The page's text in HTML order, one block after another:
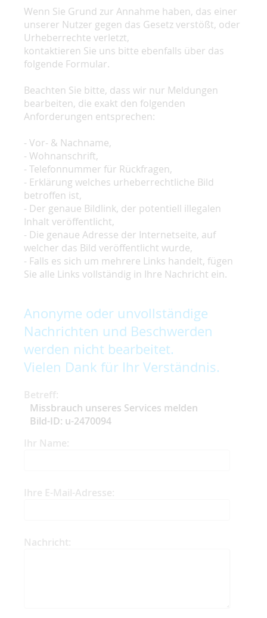
Wenn Sie Grund zur Annahme haben, das einer
unserer Nutzer gegen das Gesetz verstößt, oder
Urheberrechte verletzt,
kontaktieren Sie uns bitte ebenfalls über das
folgende Formular.
Beachten Sie bitte, dass wir nur Meldungen
bearbeiten, die exakt den folgenden
Anforderungen entsprechen:
- Vor- & Nachname,
- Wohnanschrift,
- Telefonnummer für Rückfragen,
- Erklärung welches urheberrechtliche Bild
betroffen ist,
- Der genaue Bildlink, der potentiell illegalen
Inhalt veröffentlicht,
- Die genaue Adresse der Internetseite, auf
welcher das Bild veröffentlicht wurde,
- Falls es sich um mehrere Links handelt, fügen
Sie alle Links vollständig in Ihre Nachricht ein.
Anonyme oder unvollständige
Nachrichten und Beschwerden
werden nicht bearbeitet.
Vielen Dank für Ihr Verständnis.
Betreff:
Missbrauch unseres Services melden
Bild-ID: u-2470094
Ihr Name:
Ihre E-Mail-Adresse:
Nachricht: